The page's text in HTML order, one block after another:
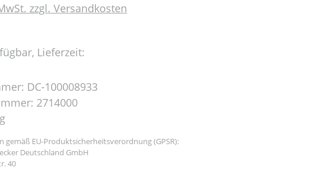
zzgl. Versandkosten
Lieferzeit:
DC-100008933
2714000
gemäß EU-Produktsicherheitsverordnung (GPSR):
Deutschland GmbH
40